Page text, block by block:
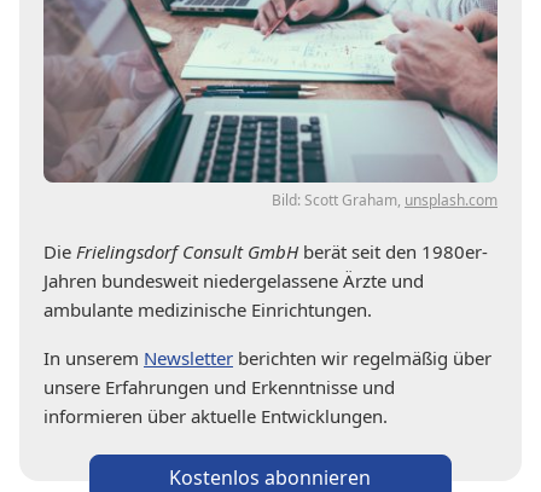
Bild: Scott Graham, unsplash.com
Die Frielingsdorf Consult GmbHberät seit den 1980er-
Jahren bundesweit niedergelassene Ärzte und
ambulante medizinische Einrichtungen.
In unserem Newsletter berichten wir regelmäßig über
unsere Erfahrungen und Erkenntnisse und
informieren über aktuelle Entwicklungen.
Kostenlos abonnieren